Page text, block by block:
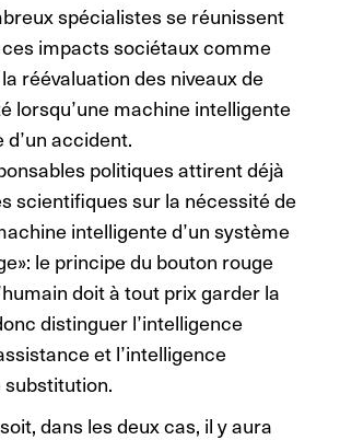
spécialistes se réunissent
impacts sociétaux comme
réévaluation des niveaux de
lorsqu’une machine intelligente
d’un accident.
politiques attirent déjà
scientifiques sur la nécessité de
intelligente d’un système
le principe du bouton rouge
doit à tout prix garder la
distinguer l’intelligence
et l’intelligence
dans les deux cas, il y aura